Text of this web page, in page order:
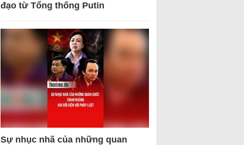
đạo từ Tổng thống Putin
Sự nhục nhã của những quan